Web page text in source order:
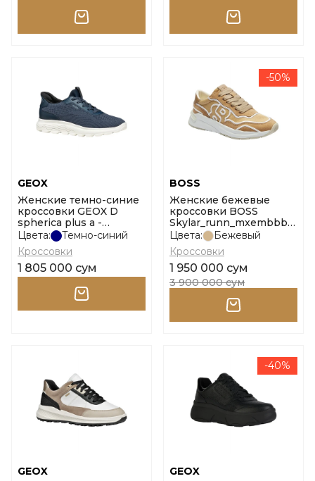
GEOX
Женские темно-синие
кроссовки GEOX D
spherica plus a -
tes.mag+si размер 39
Цвета:
Темно-синий
Кроссовки
1 805 000 сум
-50%
BOSS
Женские бежевые
кроссовки BOSS
Skylar_runn_mxembbb
10269802 01 размер 38
Цвета:
Бежевый
Кроссовки
1 950 000 сум
3 900 000 сум
GEOX
-40%
GEOX